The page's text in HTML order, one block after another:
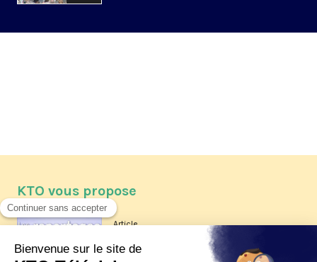
KTO vous propose
Article
Les reportages d'été 2026 de KTO